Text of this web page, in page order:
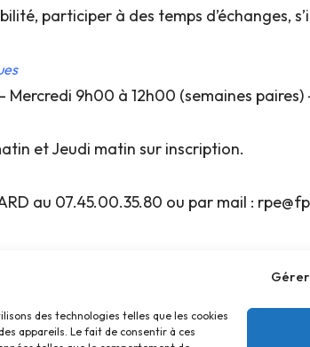
des technologies telles que les cookies
appareils. Le fait de consentir à ces
participer à des temps d’échanges,
Mercredi 9h00 à 12h00 (semaines paires)
et Jeudi matin sur inscription.
au 07.45.00.35.80 ou par mail :